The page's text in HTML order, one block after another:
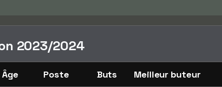
2023/2024
Âge Poste Buts Meilleur buteur